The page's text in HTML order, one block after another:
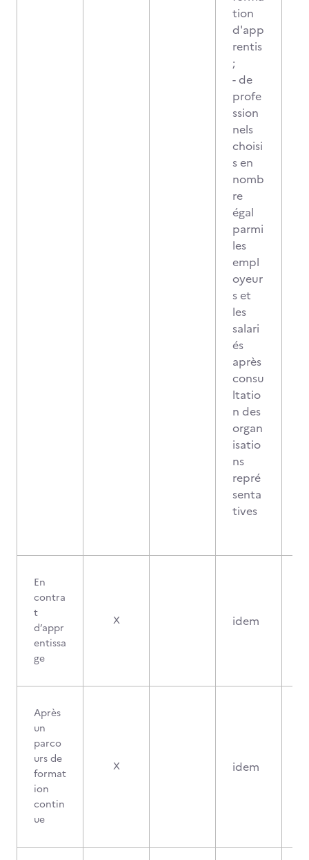
tion
d'app
rentis
;
- de
profe
ssion
nels
choisi
s en
nomb
re
égal
parmi
les
empl
oyeur
s et
les
salari
és
après
consu
ltatio
n des
organ
isatio
ns
repré
senta
tives
En
contra
t
d’appr
entissa
ge
X idem
Après
un
parco
urs de
format
ion
contin
ue
X idem